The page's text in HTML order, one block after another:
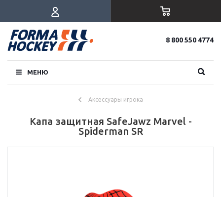
8 800 550 4774
МЕНЮ
Аксессуары игрока
Капа защитная SafeJawz Marvel -
Spiderman SR